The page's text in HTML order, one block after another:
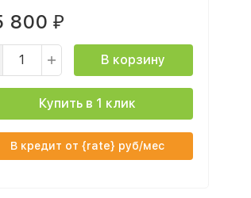
800 ₽
В корзину
Купить в 1 клик
В кредит от {rate} руб/мес